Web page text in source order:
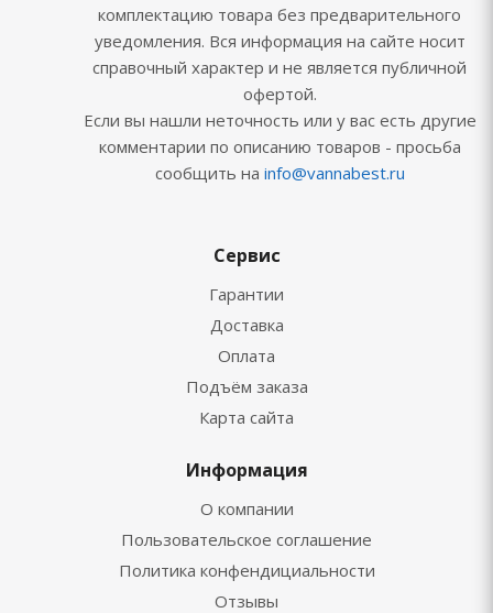
комплектацию товара без предварительного
уведомления. Вся информация на сайте носит
справочный характер и не является публичной
офертой.
Если вы нашли неточность или у вас есть другие
комментарии по описанию товаров - просьба
сообщить на info@vannabest.ru
Сервис
Гарантии
Доставка
Оплата
Подъём заказа
Карта сайта
Информация
О компании
Пользовательское соглашение
Политика конфендициальности
Отзывы